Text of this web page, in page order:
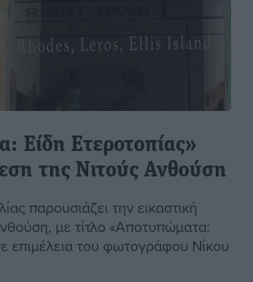
Είδη Ετεροτοπίας»
της Νιτούς Ανθούση
παρουσιάζει την εικαστική
με τίτλο «Αποτυπώματα:
επιμέλεια του φωτογράφου Νίκου